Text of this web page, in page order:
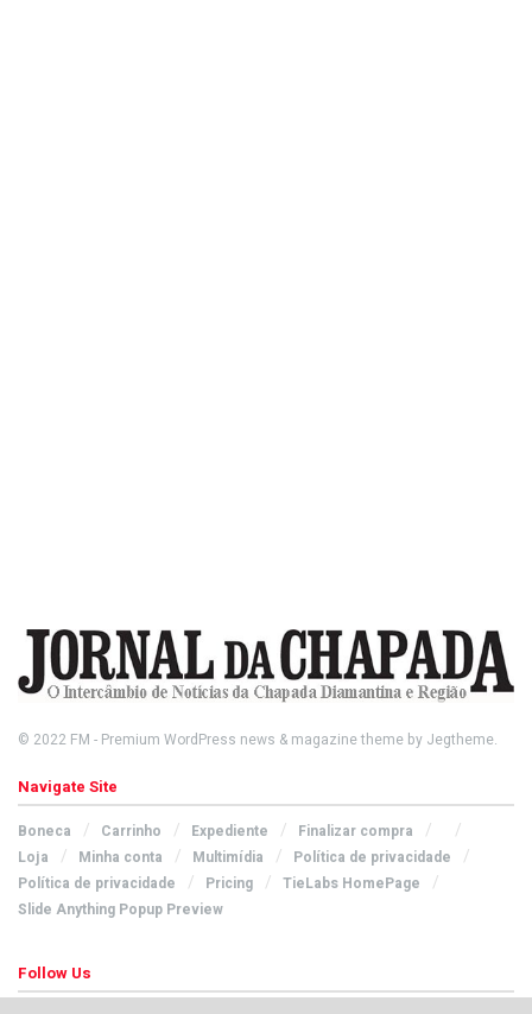
© 2022 FM - Premium WordPress news & magazine theme by Jegtheme.
Navigate Site
Boneca Carrinho Expediente
Finalizar compra
Loja
Minha conta Multimídia
Política de privacidade
Política de privacidade
Pricing
TieLabs HomePage
Slide Anything Popup Preview
Follow Us